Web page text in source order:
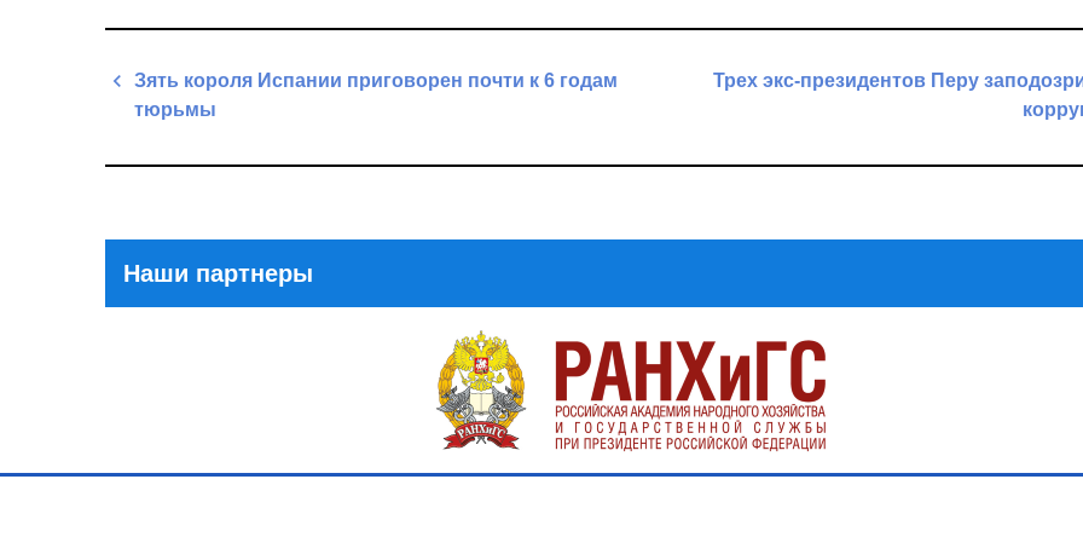
Навигация
по
Зять короля Испании приговорен почти к 6 годам
тюрьмы
Трех экс-президентов Перу
Наши партнеры